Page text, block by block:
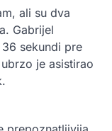
ali su dva
Gabrijel
sekundi pre
je asistirao